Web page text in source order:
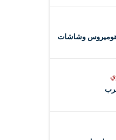
هوميروس وشاشات